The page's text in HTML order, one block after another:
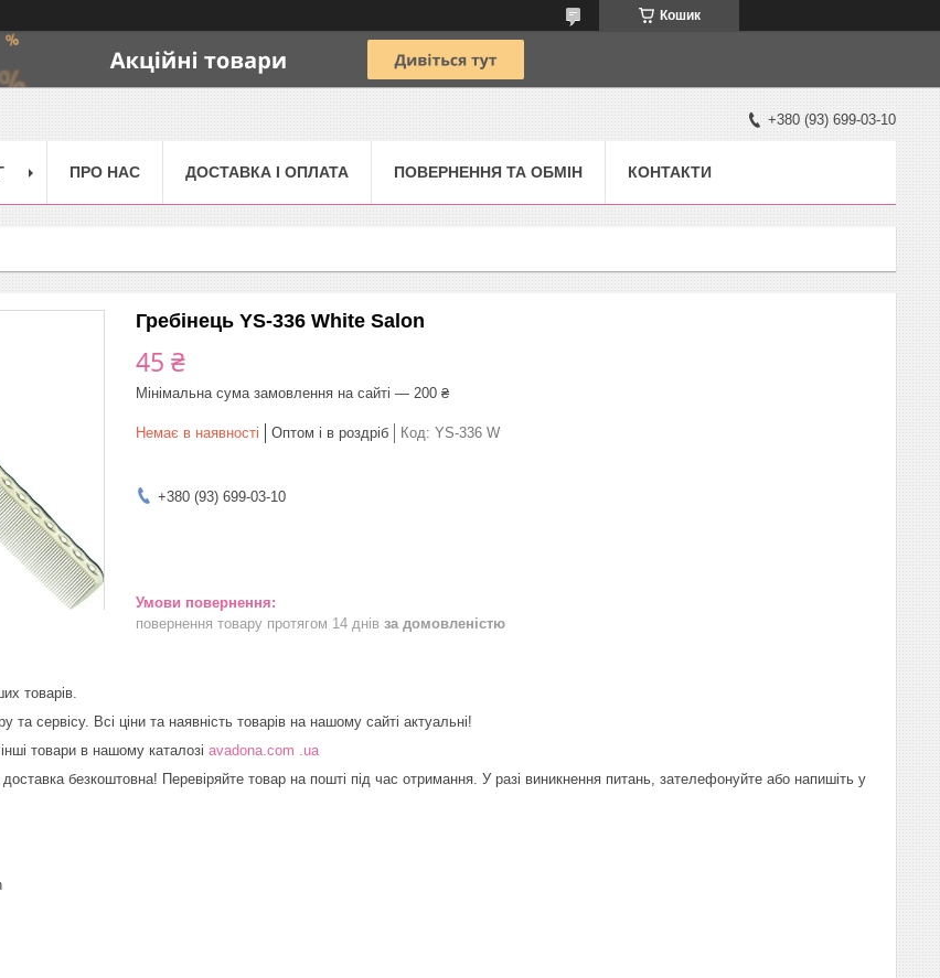
Кошик
+380 (93) 699-03-10
ПРО НАС ДОСТАВКА І ОПЛАТА ПОВЕРНЕННЯ ТА ОБМІН КОНТАКТИ
Гребінець YS-336 White Salon
45 ₴
Мінімальна сума замовлення на сайті — 200 ₴
Немає в наявності Оптом і в роздріб Код: YS-336 W
+380 (93) 699-03-10
повернення товару протягом 14 днів за домовленістю
товарів.
та сервісу. Всі ціни та наявність товарів на нашому сайті актуальні!
товари в нашому каталозі avadona.com .ua
безкоштовна! Перевіряйте товар на пошті під час отримання. У разі виникнення питань, зателефонуйте або напишіть у